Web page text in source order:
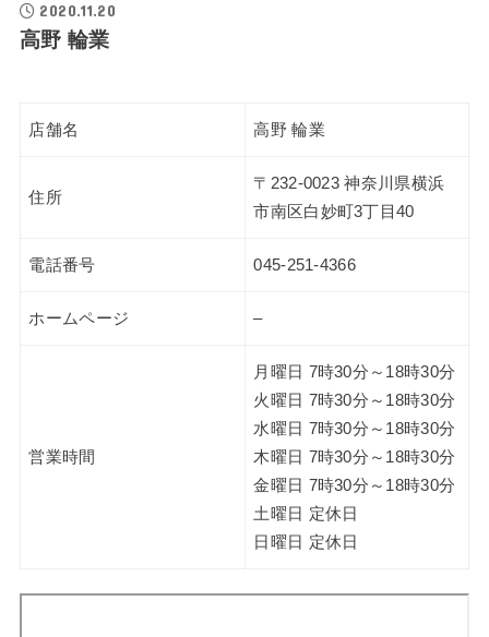
2020.11.20
高野 輪業
店舗名 高野 輪業
住所
〒232-0023 神奈川県横浜
市南区白妙町3丁目40
電話番号 045-251-4366
ホームページ –
営業時間
月曜日 7時30分～18時30分
火曜日 7時30分～18時30分
水曜日 7時30分～18時30分
木曜日 7時30分～18時30分
金曜日 7時30分～18時30分
土曜日 定休日
日曜日 定休日